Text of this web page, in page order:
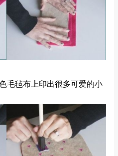
毛毡布上印出很多可爱的小